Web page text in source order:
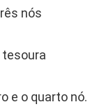
nós
tesoura
e o quarto nó.